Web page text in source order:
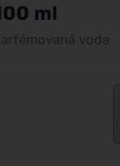
ml
voda